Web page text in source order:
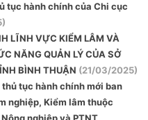
tục hành chính của Chi cục
LĨNH VỰC KIỂM LÂM VÀ
NĂNG QUẢN LÝ CỦA SỞ
BÌNH THUẬN (21/03/2025)
tục hành chính mới ban
nghiệp, Kiểm lâm thuộc